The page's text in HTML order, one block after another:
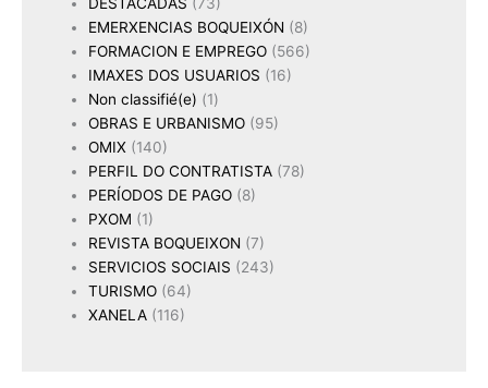
EMERXENCIAS BOQUEIXÓN (8)
FORMACION E EMPREGO (566)
IMAXES DOS USUARIOS (16)
Non classifié(e) (1)
OBRAS E URBANISMO (95)
OMIX (140)
PERFIL DO CONTRATISTA (78)
PERÍODOS DE PAGO (8)
PXOM (1)
REVISTA BOQUEIXON (7)
SERVICIOS SOCIAIS (243)
TURISMO (64)
XANELA (116)